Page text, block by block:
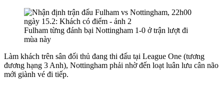
Fulham từng đánh bại Nottingham 1-0 ở trận lượt đi
mùa này
Làm khách trên sân đối thủ đang thi đấu tại League One (tương
đương hạng 3 Anh), Nottingham phải nhờ đến loạt luân lưu cân não
mới giành vé đi tiếp.